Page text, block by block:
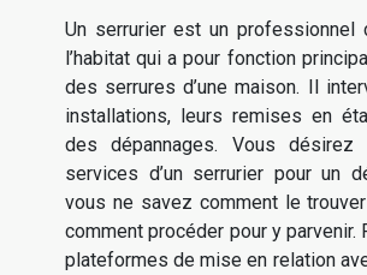
Un serrurier est un professionnel
l’habitat qui a pour fonction
des serrures d’une maison. Il
installations, leurs remises en
des dépannages. Vous désirez
services d’un serrurier pour un
vous ne savez comment le
comment procéder pour y parvenir.
plateformes de mise en relation